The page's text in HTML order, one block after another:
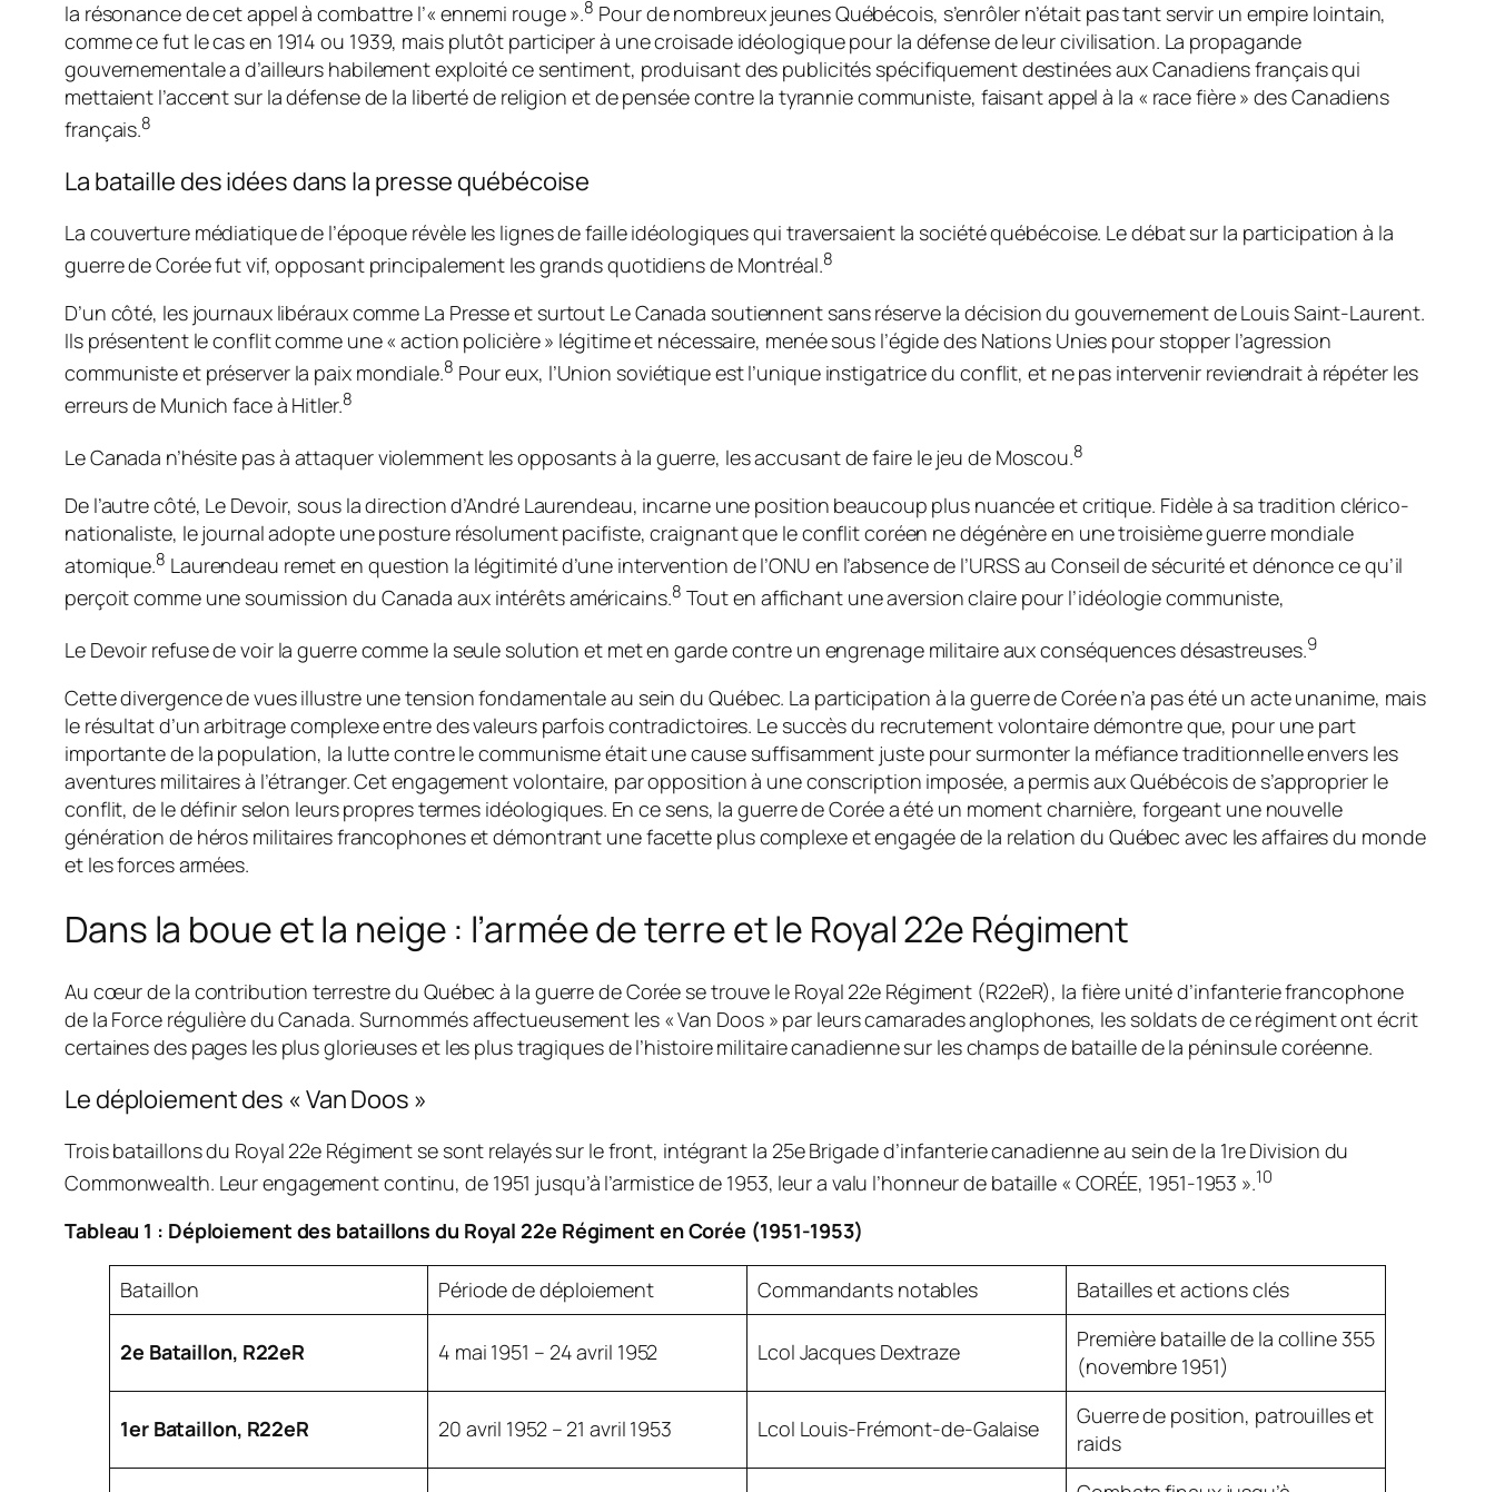
la résonance de cet appel à combattre l’« ennemi rouge ».8 Pour de nombreux jeunes Québécois, s’enrôler n’était pas tant servir un empire lointain,
comme ce fut le cas en 1914 ou 1939, mais plutôt participer à une croisade idéologique pour la défense de leur civilisation. La propagande
gouvernementale a d’ailleurs habilement exploité ce sentiment, produisant des publicités spécifiquement destinées aux Canadiens français qui
mettaient l’accent sur la défense de la liberté de religion et de pensée contre la tyrannie communiste, faisant appel à la « race fière » des Canadiens
français.8
La bataille des idées dans la presse québécoise
La couverture médiatique de l’époque révèle les lignes de faille idéologiques qui traversaient la société québécoise. Le débat sur la participation à la
guerre de Corée fut vif, opposant principalement les grands quotidiens de Montréal.8
D’un côté, les journaux libéraux comme La Presseet surtout Le Canada soutiennent sans réserve la décision du gouvernement de Louis Saint-Laurent.
Ils présentent le conflit comme une « action policière » légitime et nécessaire, menée sous l’égide des Nations Unies pour stopper l’agression
communiste et préserver la paix mondiale.8 Pour eux, l’Union soviétique est l’unique instigatrice du conflit, et ne pas intervenir reviendrait à répéter les
erreurs de Munich face à Hitler.8
Le Canada n’hésite pas à attaquer violemment les opposants à la guerre, les accusant de faire le jeu de Moscou.8
De l’autre côté, Le Devoir, sous la direction d’André Laurendeau, incarne une position beaucoup plus nuancée et critique. Fidèle à sa tradition clérico-
nationaliste, le journal adopte une posture résolument pacifiste, craignant que le conflit coréen ne dégénère en une troisième guerre mondiale
atomique.8 Laurendeau remet en question la légitimité d’une intervention de l’ONU en l’absence de l’URSS au Conseil de sécurité et dénonce ce qu’il
perçoit comme une soumission du Canada aux intérêts américains.8 Tout en affichant une aversion claire pour l’idéologie communiste,
Le Devoir refuse de voir la guerre comme la seule solution et met en garde contre un engrenage militaire aux conséquences désastreuses.9
Cette divergence de vues illustre une tension fondamentale au sein du Québec. La participation à la guerre de Corée n’a pas été un acte unanime, mais
le résultat d’un arbitrage complexe entre des valeurs parfois contradictoires. Le succès du recrutement volontaire démontre que, pour une part
importante de la population, la lutte contre le communisme était une cause suffisamment juste pour surmonter la méfiance traditionnelle envers les
aventures militaires à l’étranger. Cet engagement volontaire, par opposition à une conscription imposée, a permis aux Québécois de s’approprier le
conflit, de le définir selon leurs propres termes idéologiques. En ce sens, la guerre de Corée a été un moment charnière, forgeant une nouvelle
génération de héros militaires francophones et démontrant une facette plus complexe et engagée de la relation du Québec avec les affaires du monde
et les forces armées.
Dans la boue et la neige : l’armée de terre et le Royal 22e Régiment
Au cœur de la contribution terrestre du Québec à la guerre de Corée se trouve le Royal 22e Régiment (R22eR), la fière unité d’infanterie francophone
de la Force régulière du Canada. Surnommés affectueusement les « Van Doos » par leurs camarades anglophones, les soldats de ce régiment ont écrit
certaines des pages les plus glorieuses et les plus tragiques de l’histoire militaire canadienne sur les champs de bataille de la péninsule coréenne.
Le déploiement des « Van Doos »
Trois bataillons du Royal 22e Régiment se sont relayés sur le front, intégrant la 25e Brigade d’infanterie canadienne au sein de la 1re Division du
Commonwealth. Leur engagement continu, de 1951 jusqu’à l’armistice de 1953, leur a valu l’honneur de bataille « CORÉE, 1951-1953 ».10
Tableau 1 : Déploiement des bataillons du Royal 22e Régiment en Corée (1951-1953)
Bataillon Période de déploiement Commandants notables Batailles et actions clés
2e Bataillon, R22eR 4 mai 1951 – 24 avril 1952 Lcol Jacques Dextraze
Première bataille de la colline 355
(novembre 1951)
1er Bataillon, R22eR 20 avril 1952 – 21 avril 1953 Lcol Louis-Frémont-de-Galaise
Guerre de position, patrouilles et
raids